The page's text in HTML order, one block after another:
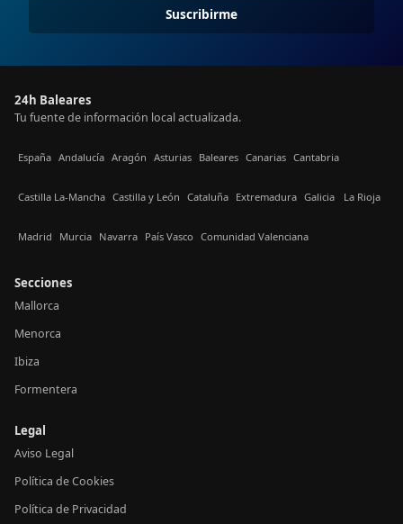
Suscribirme
24h Baleares
Tu fuente de información local actualizada.
España Andalucía Aragón Asturias Baleares Canarias Cantabria
Castilla La-Mancha Castilla y León Cataluña Extremadura Galicia La Rioja
Madrid Murcia Navarra País Vasco Comunidad Valenciana
Secciones
Mallorca
Menorca
Ibiza
Formentera
Legal
Aviso Legal
Política de Cookies
Política de Privacidad